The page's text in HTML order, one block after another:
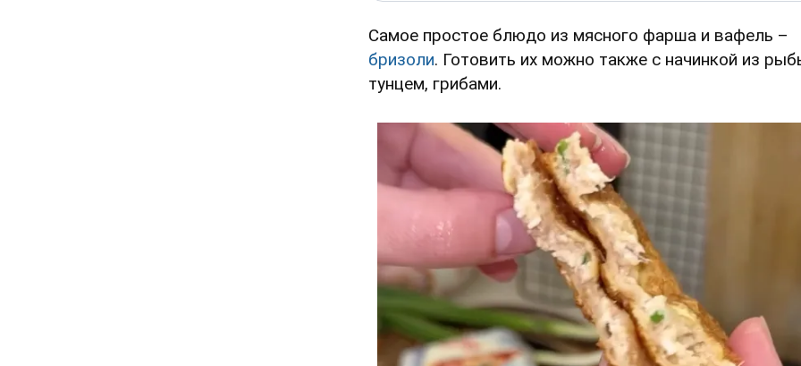
Самое простое блюдо из мясного фарша и вафель –
бризоли. Готовить их можно также с начинкой из
тунцем, грибами.